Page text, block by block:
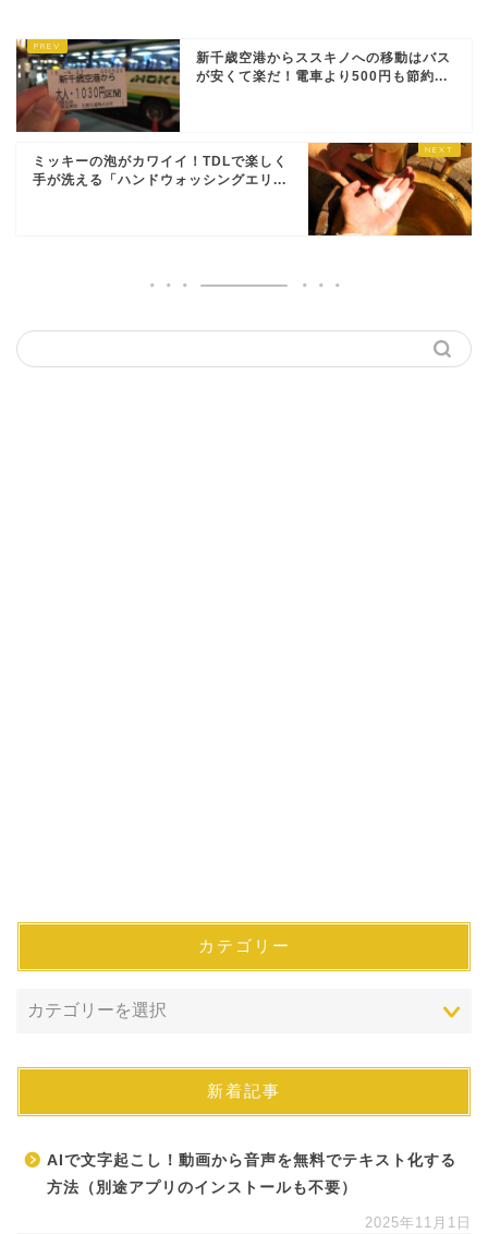
新千歳空港からススキノへの移動はバス
が安くて楽だ！電車より500円も節約...
ミッキーの泡がカワイイ！TDLで楽しく
手が洗える「ハンドウォッシングエリ...
カテゴリー
新着記事
AIで文字起こし！動画から音声を無料でテキスト化する
方法（別途アプリのインストールも不要）
2025年11月1日